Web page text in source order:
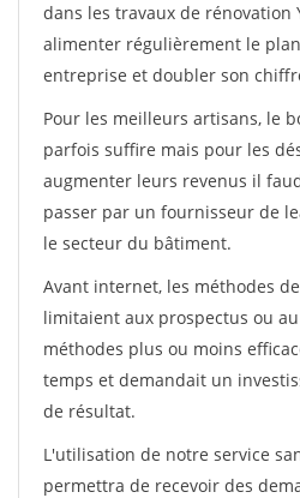
dans les travaux de rénovation
alimenter régulièrement le
entreprise et doubler son
Pour les meilleurs artisans, le
parfois suffire mais pour les
augmenter leurs revenus il
passer par un fournisseur de
le secteur du bâtiment.
Avant internet, les méthodes
limitaient aux prospectus ou
méthodes plus ou moins
temps et demandait un
de résultat.
L'utilisation de notre service
permettra de recevoir des